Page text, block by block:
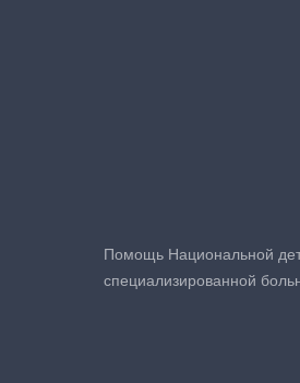
Помощь Национальной
специализированной